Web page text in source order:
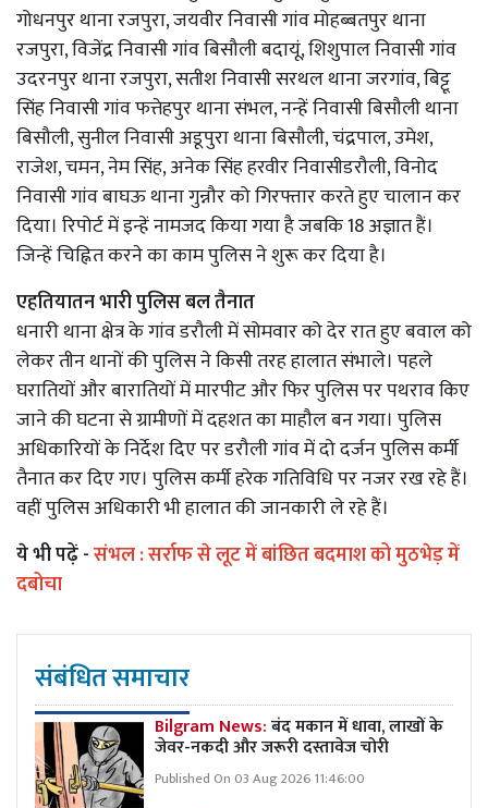
गोधनपुर थाना रजपुरा, जयवीर निवासी गांव मोहब्बतपुर थाना
रजपुरा, विजेंद्र निवासी गांव बिसौली बदायूं, शिशुपाल निवासी गांव
उदरनपुर थाना रजपुरा, सतीश निवासी सरथल थाना जरगांव, बिट्टू
सिंह निवासी गांव फत्तेहपुर थाना संभल, नन्हें निवासी बिसौली थाना
बिसौली, सुनील निवासी अडूपुरा थाना बिसौली, चंद्रपाल, उमेश,
राजेश, चमन, नेम सिंह, अनेक सिंह हरवीर निवासीडरौली, विनोद
निवासी गांव बाघऊ थाना गुन्नौर को गिरफ्तार करते हुए चालान कर
दिया। रिपोर्ट में इन्हें नामजद किया गया है जबकि 18 अज्ञात हैं।
जिन्हें चिह्नित करने का काम पुलिस ने शुरू कर दिया है।
एहतियातन भारी पुलिस बल तैनात
धनारी थाना क्षेत्र के गांव डरौली में सोमवार को देर रात हुए बवाल को
लेकर तीन थानों की पुलिस ने किसी तरह हालात संभाले। पहले
घरातियों और बारातियों में मारपीट और फिर पुलिस पर पथराव किए
जाने की घटना से ग्रामीणों में दहशत का माहौल बन गया। पुलिस
अधिकारियों के निर्देश दिए पर डरौली गांव में दो दर्जन पुलिस कर्मी
तैनात कर दिए गए। पुलिस कर्मी हरेक गतिविधि पर नजर रख रहे हैं।
वहीं पुलिस अधिकारी भी हालात की जानकारी ले रहे हैं।
ये भी पढ़ें -संभल : सर्राफ से लूट में बांछित बदमाश को मुठभेड़ में
दबोचा
संबंधित समाचार
Bilgram News:बंद मकान में धावा, लाखों के
जेवर-नकदी और जरूरी दस्तावेज चोरी
Published On 03 Aug 2026 11:46:00